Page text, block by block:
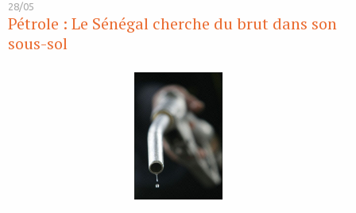
28/05
Pétrole : Le Sénégal cherche du brut dans son
sous-sol